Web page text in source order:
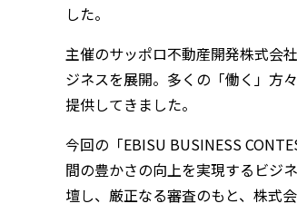
した。
主催のサッポロ不動産開発株式会
ジネスを展開。多くの「働く」方
提供してきました。
今回の「EBISU BUSINESS
間の豊かさの向上を実現するビジ
壇し、厳正なる審査のもと、株式